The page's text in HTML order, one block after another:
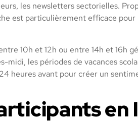
les newsletters sectorielles.
est particulièrement efficace
10h et 12h ou entre 14h et 16h
midi, les périodes de vacances
heures avant pour créer un
en